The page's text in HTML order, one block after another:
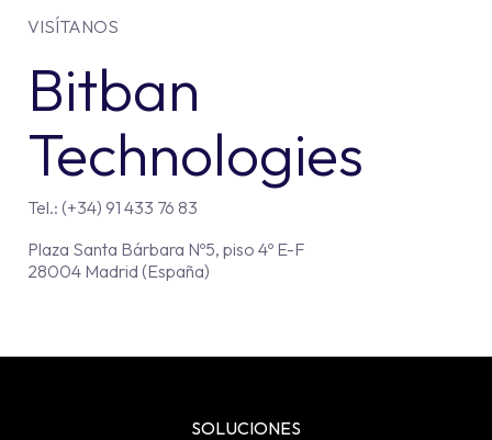
VISÍTANOS
Bitban
Technologies
Tel.: (+34) 91 433 76 83
Plaza Santa Bárbara Nº5, piso 4º E-F
28004 Madrid (España)
SOLUCIONES